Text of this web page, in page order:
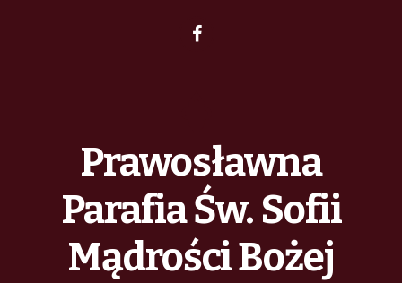
Prawosławna
Parafia Św. Sofii
Mądrości Bożej